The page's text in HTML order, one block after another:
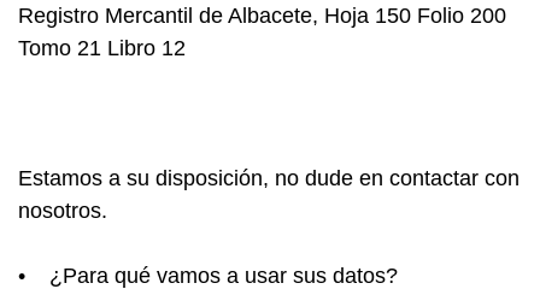
Registro Mercantil de Albacete, Hoja 150 Folio 200
Tomo 21 Libro 12
Estamos a su disposición, no dude en contactar con
nosotros.
• ¿Para qué vamos a usar sus datos?